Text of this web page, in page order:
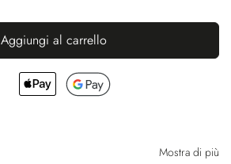
Aggiungi al carrello
Mostra di più